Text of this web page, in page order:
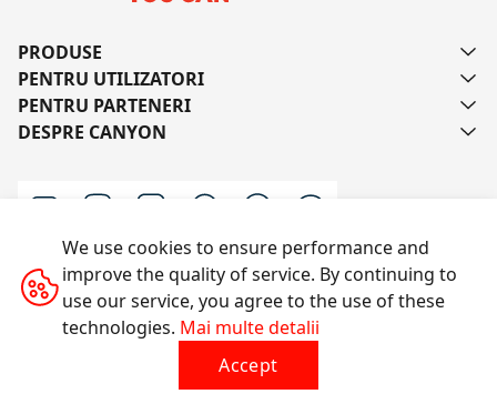
PRODUSE
PENTRU UTILIZATORI
PENTRU PARTENERI
DESPRE CANYON
Scrie-ne
Toate drepturile rezervate © 2014-2026 CANYON
We use cookies to ensure performance and
improve the quality of service. By continuing to
use our service, you agree to the use of these
technologies. Mai multe detalii
Accept